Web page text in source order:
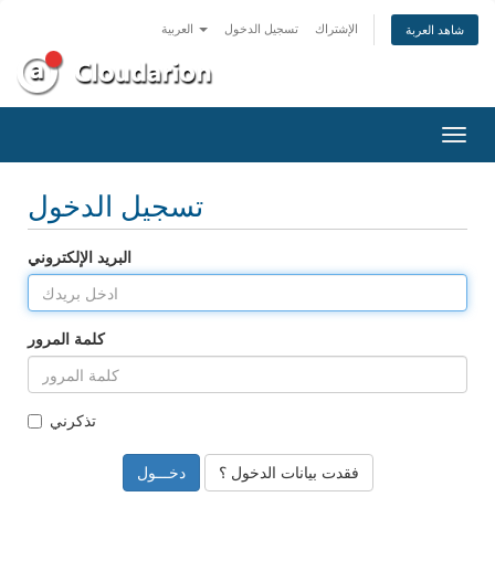
تسجيل الدخول الإشتراك شاهد العربة
تبديل
التنقل
تسجيل الدخول
البريد الإلكتروني
كلمة المرور
تذكرني
فقدت بيانات الدخول ؟